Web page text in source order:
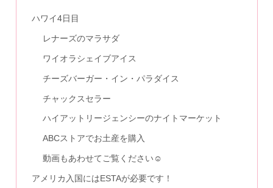
ハワイ4日目
レナーズのマラサダ
ワイオラシェイブアイス
チーズバーガー・イン・パラダイス
チャックスセラー
ハイアットリージェンシーのナイトマーケット
ABCストアでお土産を購入
動画もあわせてご覧ください☺
アメリカ入国にはESTAが必要です！